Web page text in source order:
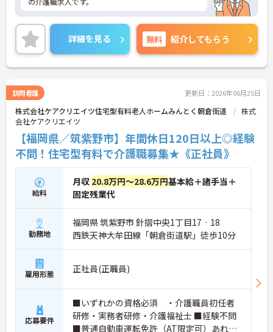
詳細を見る 無料 紹介してもらう
訪問看護 更新日：2026年06月25日
株式会社ケアクリエイツ住宅型有料老人ホームみんとく朝倉街道
株式
会社ケアクリエイツ
【福岡県／筑紫野市】年間休日120日以上◎経験
不問！住宅型有料で介護職募集★《正社員》
給料
月収 20.8万円～28.6万円基本給＋諸手当＋
固定残業代
勤務地
福岡県 筑紫野市 針摺中央1丁目17‐18
西鉄天神大牟田線「朝倉街道駅」徒歩10分
雇用形態 正社員(正職員)
応募要件
■いずれかの資格必須 ・介護職員初任者
研修・実務者研修・介護福祉士 ■経験不問
■普通自動車運転免許（AT限定可）あれば